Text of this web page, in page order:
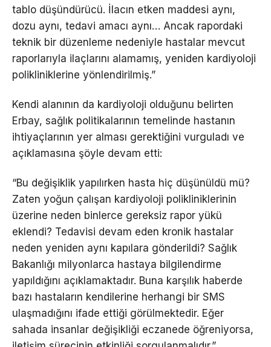
tablo düşündürücü. İlacın etken maddesi aynı,
dozu aynı, tedavi amacı aynı… Ancak rapordaki
teknik bir düzenleme nedeniyle hastalar mevcut
raporlarıyla ilaçlarını alamamış, yeniden kardiyoloji
polikliniklerine yönlendirilmiş.”
Kendi alanının da kardiyoloji olduğunu belirten
Erbay, sağlık politikalarının temelinde hastanın
ihtiyaçlarının yer alması gerektiğini vurguladı ve
açıklamasına şöyle devam etti:
“Bu değişiklik yapılırken hasta hiç düşünüldü mü?
Zaten yoğun çalışan kardiyoloji polikliniklerinin
üzerine neden binlerce gereksiz rapor yükü
eklendi? Tedavisi devam eden kronik hastalar
neden yeniden aynı kapılara gönderildi? Sağlık
Bakanlığı milyonlarca hastaya bilgilendirme
yapıldığını açıklamaktadır. Buna karşılık haberde
bazı hastaların kendilerine herhangi bir SMS
ulaşmadığını ifade ettiği görülmektedir. Eğer
sahada insanlar değişikliği eczanede öğreniyorsa,